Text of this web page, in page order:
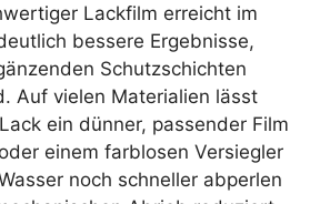
Lackfilm erreicht im
bessere Ergebnisse,
Schutzschichten
Auf vielen Materialien lässt
ein dünner, passender Film
einem farblosen Versiegler
noch schneller abperlen